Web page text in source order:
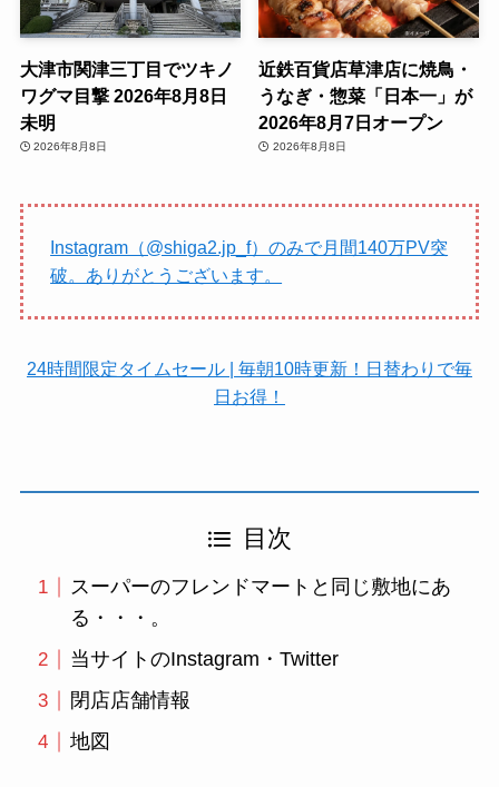
大津市関津三丁目でツキノ
ワグマ目撃 2026年8月8日
未明
2026年8月8日
近鉄百貨店草津店に焼鳥・
うなぎ・惣菜「日本一」が
2026年8月7日オープン
2026年8月8日
Instagram（@shiga2.jp_f）のみで月間140万PV突
破。ありがとうございます。
24時間限定タイムセール | 毎朝10時更新！日替わりで毎
日お得！
目次
スーパーのフレンドマートと同じ敷地にあ
る・・・。
当サイトのInstagram・Twitter
閉店店舗情報
地図